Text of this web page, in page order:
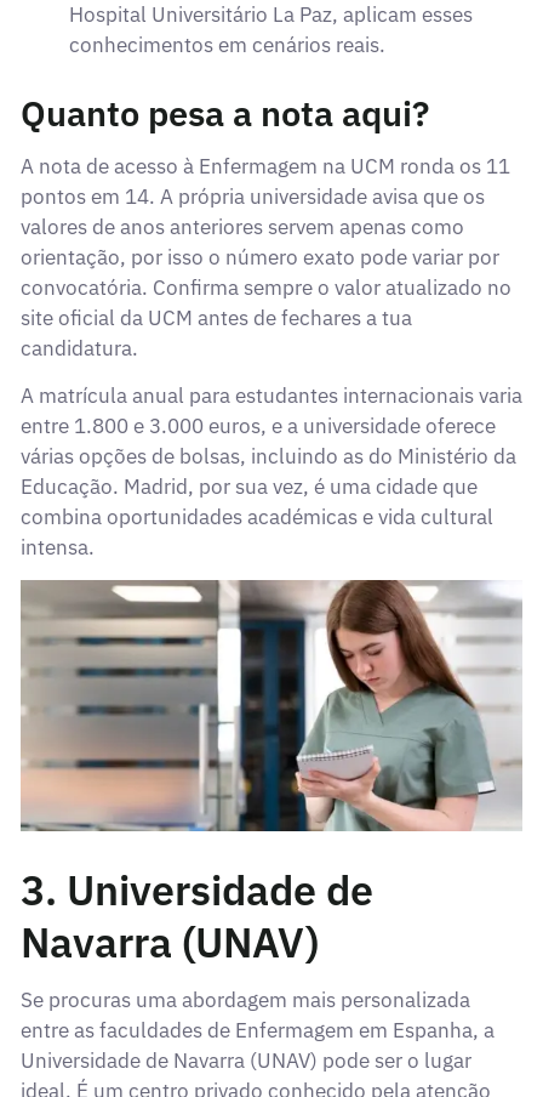
Hospital Universitário La Paz, aplicam esses
conhecimentos em cenários reais.
Quanto pesa a nota aqui?
A nota de acesso à Enfermagem na UCM ronda os 11
pontos em 14. A própria universidade avisa que os
valores de anos anteriores servem apenas como
orientação, por isso o número exato pode variar por
convocatória. Confirma sempre o valor atualizado no
site oficial da UCM antes de fechares a tua
candidatura.
A matrícula anual para estudantes internacionais varia
entre 1.800 e 3.000 euros, e a universidade oferece
várias opções de bolsas, incluindo as do Ministério da
Educação. Madrid, por sua vez, é uma cidade que
combina oportunidades académicas e vida cultural
intensa.
3. Universidade de
Navarra (UNAV)
Se procuras uma abordagem mais personalizada
entre as faculdades de Enfermagem em Espanha, a
Universidade de Navarra (UNAV) pode ser o lugar
ideal. É um centro privado conhecido pela atenção